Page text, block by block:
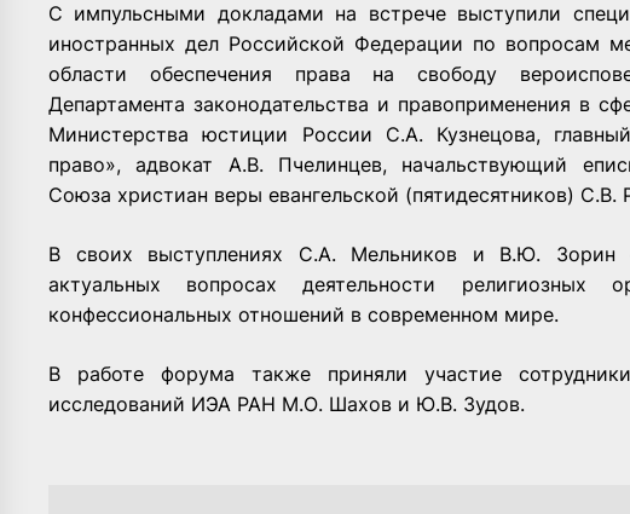
С импульсными докладами на встрече выступили
иностранных дел Российской Федерации по вопросам
области обеспечения права на свободу
Департамента законодательства и правоприменения в
Министерства юстиции России С.А. Кузнецова,
право», адвокат А.В. Пчелинцев, начальствующий
Союза христиан веры евангельской (пятидесятников) С.В.
В своих выступлениях С.А. Мельников и В.Ю. Зорин
актуальных вопросах деятельности религиозных
конфессиональных отношений в современном мире.
В работе форума также приняли участие
исследований ИЭА РАН М.О. Шахов и Ю.В. Зудов.